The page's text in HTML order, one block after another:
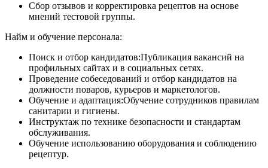
Сбор отзывов и корректировка рецептов на основе
мнений тестовой группы.
Найм и обучение персонала:
Поиск и отбор кандидатов:Публикация вакансий на
профильных сайтах и в социальных сетях.
Проведение собеседований и отбор кандидатов на
должности поваров, курьеров и маркетологов.
Обучение и адаптация:Обучение сотрудников правилам
санитарии и гигиены.
Инструктаж по технике безопасности и стандартам
обслуживания.
Обучение использованию оборудования и соблюдению
рецептур.